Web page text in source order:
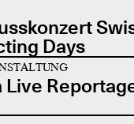
Days
Live